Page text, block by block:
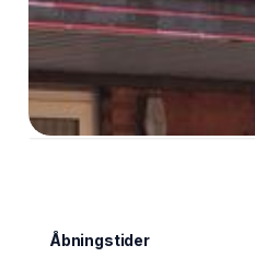
Åbningstider